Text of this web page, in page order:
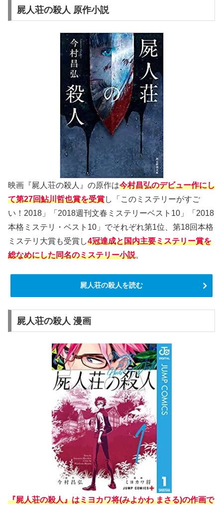
屍人荘の殺人 原作小説
映画『屍人荘の殺人』の原作は今村昌弘のデビュー作にし
て第27回鮎川哲也賞を受賞し「このミステリーがすご
い！2018」「2018週刊文春ミステリーベスト10」「2018
本格ミステリ・ベスト10」でそれぞれ第1位、第18回本格
ミステリ大賞も受賞し4冠達成と国内主要ミステリー賞を
総なめにした同名のミステリー小説。
屍人荘の殺人を読む
屍人荘の殺人 漫画
『屍人荘の殺人』はミヨカワ将(みよかわ まさる)の作画で